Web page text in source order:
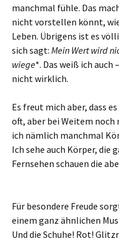
manchmal fühle. Das
nicht vorstellen könnt,
Leben. Übrigens ist es
sich sagt: Mein Wert wird
wiege*. Das weiß ich
nicht wirklich.
Es freut mich aber, dass es
oft, aber bei Weitem noch
ich nämlich manchmal
Ich sehe auch Körper, die
Fernsehen schauen die
Für besondere Freude
einem ganz ähnlichen
Und die Schuhe! Rot!